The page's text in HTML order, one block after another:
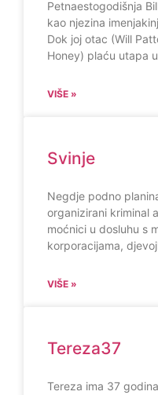
Petnaestogodišnja
kao njezina
Dok joj otac (Will
Honey) plaću utapa u
VIŠE »
Svinje
Negdje podno
organizirani kriminal
moćnici u dosluhu s
korporacijama,
VIŠE »
Tereza37
Tereza ima 37